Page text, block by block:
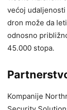
većoj
dron može da
odnosno
45.000 stopa.
Kompanije